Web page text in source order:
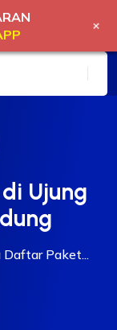
Ujung
Daftar Paket...
+